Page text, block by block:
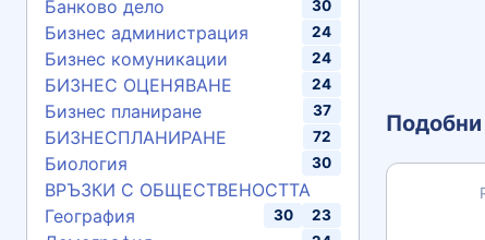
Банково дело 30
Бизнес администрация 24
Бизнес комуникации 24
БИЗНЕС ОЦЕНЯВАНЕ 24
Бизнес планиране 37
БИЗНЕСПЛАНИРАНЕ 72
Биология 30
ВРЪЗКИ С ОБЩЕСТВЕНОСТТА
23
География 30